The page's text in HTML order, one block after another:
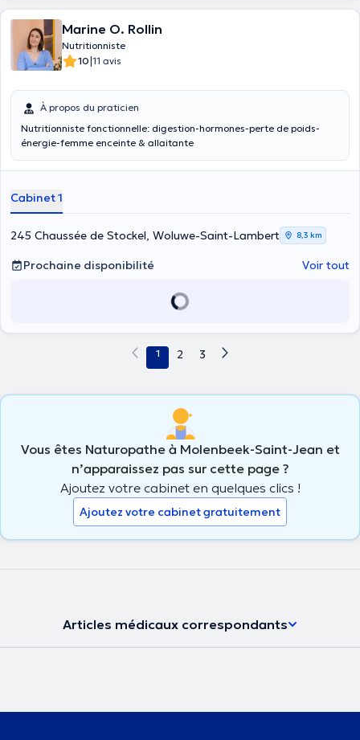
Marine O. Rollin
Nutritionniste
10|11 avis
À propos du praticien
Nutritionniste fonctionnelle: digestion-hormones-perte de poids-
énergie-femme enceinte & allaitante
Cabinet 1
245 Chaussée de Stockel, Woluwe-Saint-Lambert 8,3 km
Prochaine disponibilité Voir tout
1 2 3
Vous êtes Naturopathe à Molenbeek-Saint-Jean et
n’apparaissez pas sur cette page ?
Ajoutez votre cabinet en quelques clics !
Ajoutez votre cabinet gratuitement
Articles médicaux correspondants